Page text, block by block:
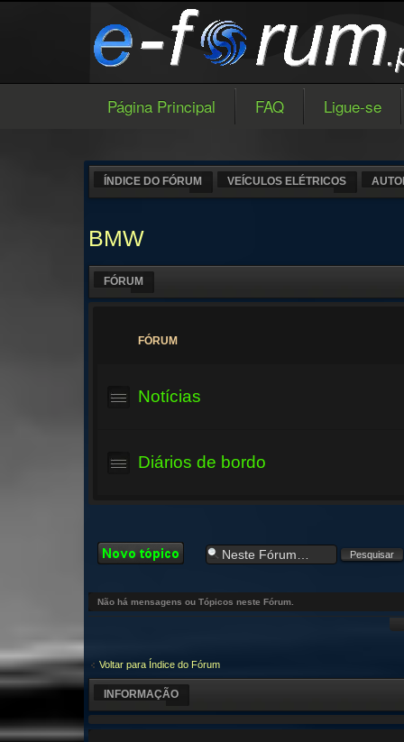
Página Principal FAQ Ligue-se
ÍNDICE DO FÓRUM VEÍCULOS ELÉTRICOS
BMW
FÓRUM
FÓRUM
Notícias
Diários de bordo
Criar um novo
Tópico
Não há mensagens ou Tópicos neste Fórum.
Voltar para Índice do Fórum
INFORMAÇÃO